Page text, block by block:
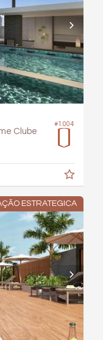
#1.004
Clube
ESTRATEGICA